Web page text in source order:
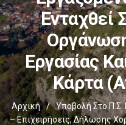
Ενταχθεί
Εργασίας
Κάρτα
Αρχική /
Υποβολή Στο Π.Σ.
– Επιχειρήσεις, Δήλωσης